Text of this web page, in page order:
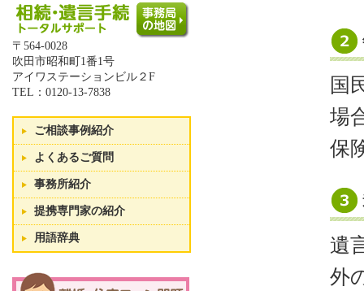
国
場
保
遺
外
〒564-0028
吹田市昭和町1番1号
アイワステーションビル２F
TEL：0120-13-7838
ご相談事例紹介
よくあるご質問
事務所紹介
提携専門家の紹介
用語辞典